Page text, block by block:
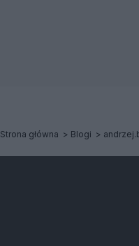
Strona główna Blogi